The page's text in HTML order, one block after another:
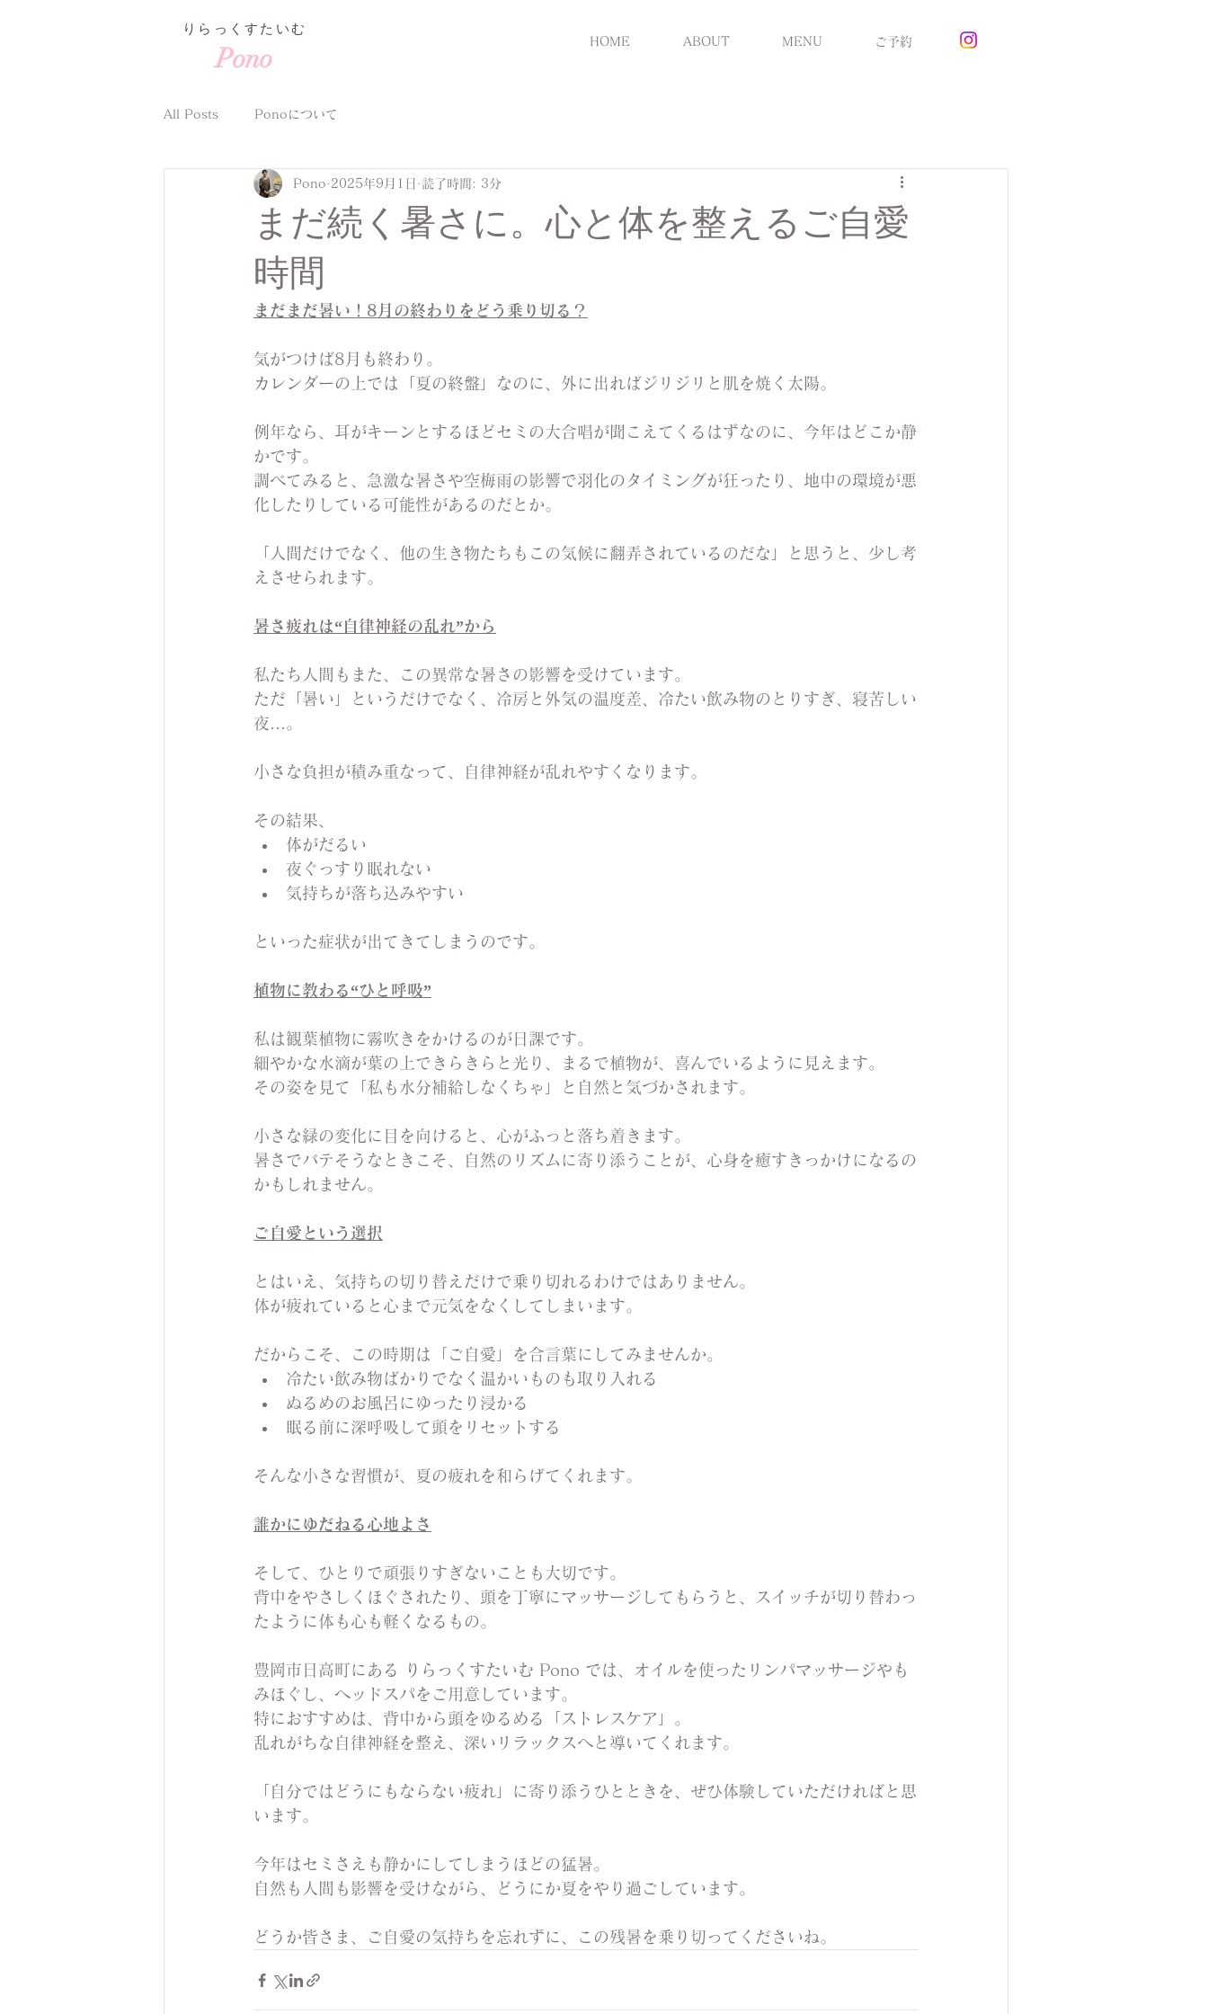
​りらっくすたいむ
Pono
HOME ABOUT MENU ご予約
All Posts Ponoについて
まだ続く暑さに。心と体を整えるご自愛
時間
Pono 2025年9月1日 読了時間: 3分
まだまだ暑い！8月の終わりをどう乗り切る？
気がつけば8月も終わり。
カレンダーの上では「夏の終盤」なのに、外に出ればジリジリと肌を焼く太陽。
例年なら、耳がキーンとするほどセミの大合唱が聞こえてくるはずなのに、今年はどこか静
かです。
調べてみると、急激な暑さや空梅雨の影響で羽化のタイミングが狂ったり、地中の環境が悪
化したりしている可能性があるのだとか。
「人間だけでなく、他の生き物たちもこの気候に翻弄されているのだな」と思うと、少し考
えさせられます。
暑さ疲れは“自律神経の乱れ”から
私たち人間もまた、この異常な暑さの影響を受けています。
ただ「暑い」というだけでなく、冷房と外気の温度差、冷たい飲み物のとりすぎ、寝苦しい
夜…。
小さな負担が積み重なって、自律神経が乱れやすくなります。
その結果、
体がだるい
夜ぐっすり眠れない
気持ちが落ち込みやすい
といった症状が出てきてしまうのです。
植物に教わる“ひと呼吸”
私は観葉植物に霧吹きをかけるのが日課です。
細やかな水滴が葉の上できらきらと光り、まるで植物が、喜んでいるように見えます。
その姿を見て「私も水分補給しなくちゃ」と自然と気づかされます。
小さな緑の変化に目を向けると、心がふっと落ち着きます。
暑さでバテそうなときこそ、自然のリズムに寄り添うことが、心身を癒すきっかけになるの
かもしれません。
ご自愛という選択
とはいえ、気持ちの切り替えだけで乗り切れるわけではありません。
体が疲れていると心まで元気をなくしてしまいます。
だからこそ、この時期は「ご自愛」を合言葉にしてみませんか。
冷たい飲み物ばかりでなく温かいものも取り入れる
ぬるめのお風呂にゆったり浸かる
眠る前に深呼吸して頭をリセットする
そんな小さな習慣が、夏の疲れを和らげてくれます。
誰かにゆだねる心地よさ
そして、ひとりで頑張りすぎないことも大切です。
背中をやさしくほぐされたり、頭を丁寧にマッサージしてもらうと、スイッチが切り替わっ
たように体も心も軽くなるもの。
豊岡市日高町にある りらっくすたいむ Pono では、オイルを使ったリンパマッサージやも
みほぐし、ヘッドスパをご用意しています。
特におすすめは、背中から頭をゆるめる「ストレスケア」。
乱れがちな自律神経を整え、深いリラックスへと導いてくれます。
「自分ではどうにもならない疲れ」に寄り添うひとときを、ぜひ体験していただければと思
います。
今年はセミさえも静かにしてしまうほどの猛暑。
自然も人間も影響を受けながら、どうにか夏をやり過ごしています。
どうか皆さま、ご自愛の気持ちを忘れずに、この残暑を乗り切ってくださいね。